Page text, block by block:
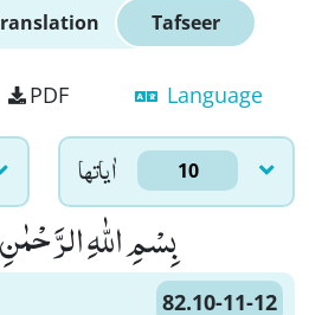
Tafseer
PDF Language
اٰياتها 10
بِسْمِ اللّٰهِ
82.10-11-12